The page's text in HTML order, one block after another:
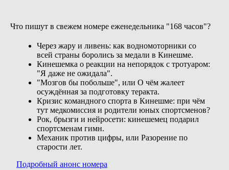
Что пишут в свежем номере еженедельника "168 часов"?
Через жару и ливень: как водномоторники со
всей страны боролись за медали в Кинешме.
Кинешемка о реакции на непорядок с тротуаром:
"Я даже не ожидала".
"Мозгов бы побольше", или О чём жалеет
осуждённая за подготовку теракта.
Кризис командного спорта в Кинешме: при чём
тут медкомиссия и родители юных спортсменов?
Рок, брызги и нейросети: кинешемец подарил
спортсменам гимн.
Механик против цифры, или Разорение по
старости лет.
Подробный анонс номера